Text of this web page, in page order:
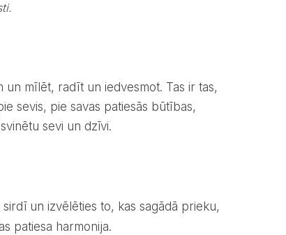
sevis, pie savas patiesās būtības,
sevi un dzīvi.
sirdī un izvēlēties to, kas sagādā prieku,
patiesa harmonija.